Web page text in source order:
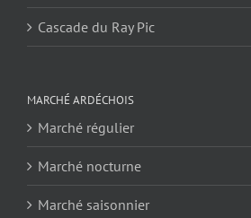
Cascade du Ray Pic
MARCHÉ ARDÉCHOIS
Marché régulier
Marché nocturne
Marché saisonnier